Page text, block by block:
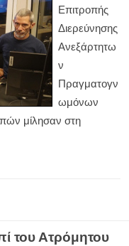
Επιτροπής
Διερεύνησης
Ανεξάρτητω
ν
Πραγματογν
ωμόνων
μίλησαν στη
του Ατρόμητου